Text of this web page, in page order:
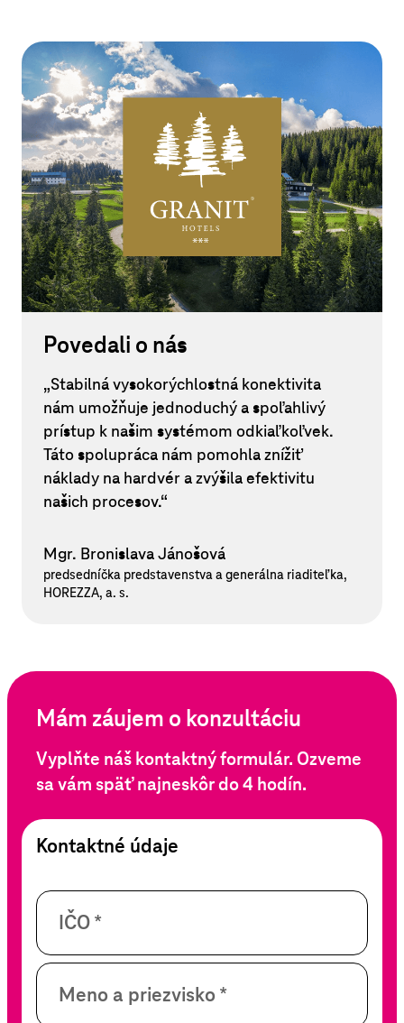
Povedali o nás
„Stabilná vysokorýchlostná konektivita
nám umožňuje jednoduchý a spoľahlivý
prístup k našim systémom odkiaľkoľvek.
Táto spolupráca nám pomohla znížiť
náklady na hardvér a zvýšila efektivitu
našich procesov.“
Mgr. Bronislava Jánošová
predsedníčka predstavenstva a generálna riaditeľka,
HOREZZA, a. s.
Mám záujem o konzultáciu
Vyplňte náš kontaktný formulár. Ozveme
sa vám späť najneskôr do 4 hodín.
Kontaktné údaje
IČO *
Meno a priezvisko *